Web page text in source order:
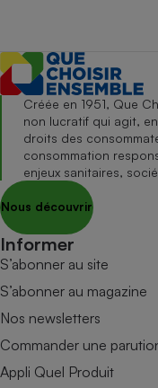
Créée en 1951, Que
non lucratif qui agit,
droits des
consommation
enjeux sanitaires,
Nous découvrir
Informer
S’abonner au site
S’abonner au magazine
Nos newsletters
Commander une
Appli Quel Produit